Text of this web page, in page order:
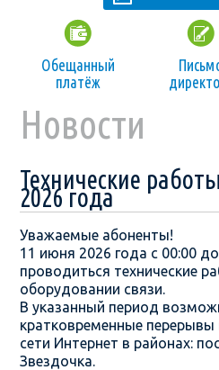
Обещанный
платёж
Новости
Технические
2026 года
Уважаемые абоненты!
11 июня 2026 года с 00:00
проводиться технические
оборудовании связи.
В указанный период
кратковременные перерывы
сети Интернет в районах:
Звездочка.